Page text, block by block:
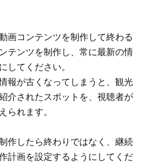
画コンテンツを制作して終わる
テンツを制作し、常に最新の情
してください。
報が古くなってしまうと、観光
介されたスポットを、視聴者が
られます。
作したら終わりではなく、継続
計画を設定するようにしてくだ